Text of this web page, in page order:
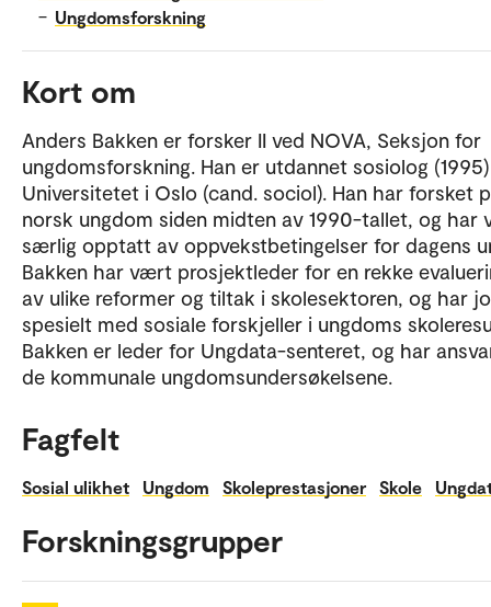
– Ungdomsforskning
Kort om
Anders Bakken er forsker II ved NOVA, Seksjon for
ungdomsforskning. Han er utdannet sosiolog
Universitetet i Oslo (cand. sociol). Han har forsket
norsk ungdom siden midten av 1990-tallet, og har
særlig opptatt av oppvekstbetingelser for dagens
Bakken har vært prosjektleder for en rekke
av ulike reformer og tiltak i skolesektoren, og har
spesielt med sosiale forskjeller i ungdoms
Bakken er leder for Ungdata-senteret, og har
de kommunale ungdomsundersøkelsene.
Fagfelt
Sosial ulikhet Ungdom Skoleprestasjoner Skole
Forskningsgrupper